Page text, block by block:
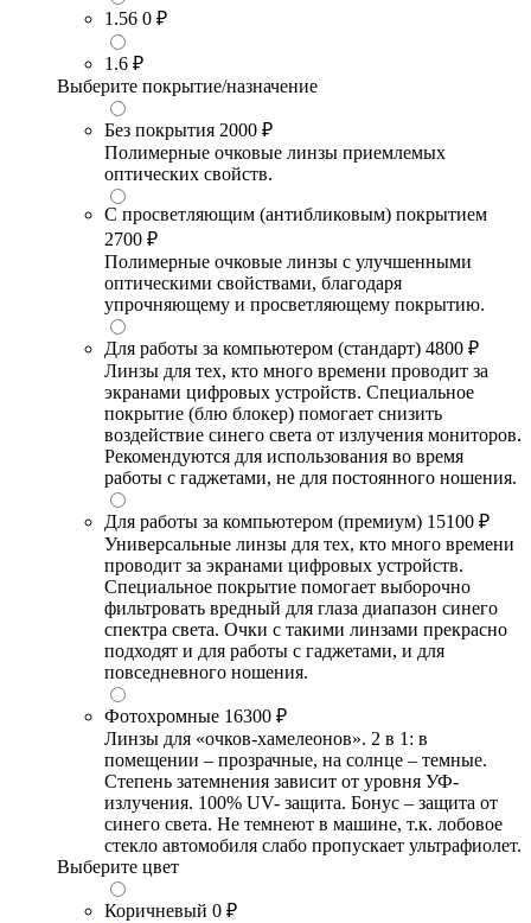
1.56 0 ₽
1.6 ₽
Выберите покрытие/назначение
Без покрытия 2000 ₽
Полимерные очковые линзы приемлемых
оптических свойств.
С просветляющим (антибликовым) покрытием
2700 ₽
Полимерные очковые линзы с улучшенными
оптическими свойствами, благодаря
упрочняющему и просветляющему покрытию.
Для работы за компьютером (стандарт) 4800 ₽
Линзы для тех, кто много времени проводит за
экранами цифровых устройств. Специальное
покрытие (блю блокер) помогает снизить
воздействие синего света от излучения мониторов.
Рекомендуются для использования во время
работы с гаджетами, не для постоянного ношения.
Для работы за компьютером (премиум) 15100 ₽
Универсальные линзы для тех, кто много времени
проводит за экранами цифровых устройств.
Специальное покрытие помогает выборочно
фильтровать вредный для глаза диапазон синего
спектра света. Очки с такими линзами прекрасно
подходят и для работы с гаджетами, и для
повседневного ношения.
Фотохромные 16300 ₽
Линзы для «очков-хамелеонов». 2 в 1: в
помещении – прозрачные, на солнце – темные.
Степень затемнения зависит от уровня УФ-
излучения. 100% UV- защита. Бонус – защита от
синего света. Не темнеют в машине, т.к. лобовое
стекло автомобиля слабо пропускает ультрафиолет.
Выберите цвет
Коричневый 0 ₽